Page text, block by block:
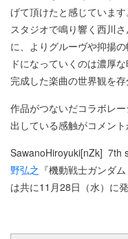
げて頂けたと感じています。
スタジオで鳴り響く西川
に、よりグルーヴや抑揚
ドになっていくのは濃厚な
完成した楽曲の世界観を
作品がつないだコラボレ
出している感触がコメント
SawanoHiroyuki[nZk] 7th
野弘之 『機動戦士ガンダ
は共に11月28日（水）に発